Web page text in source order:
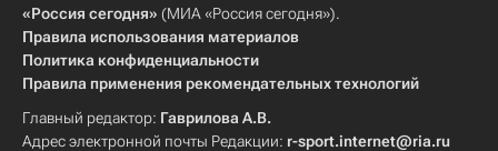
«Россия сегодня» (МИА «Россия сегодня»).
Правила использования материалов
Политика конфиденциальности
Правила применения рекомендательных технологий
Главный редактор: Гаврилова А.В.
Адрес электронной почты Редакции: r-sport.internet@ria.ru